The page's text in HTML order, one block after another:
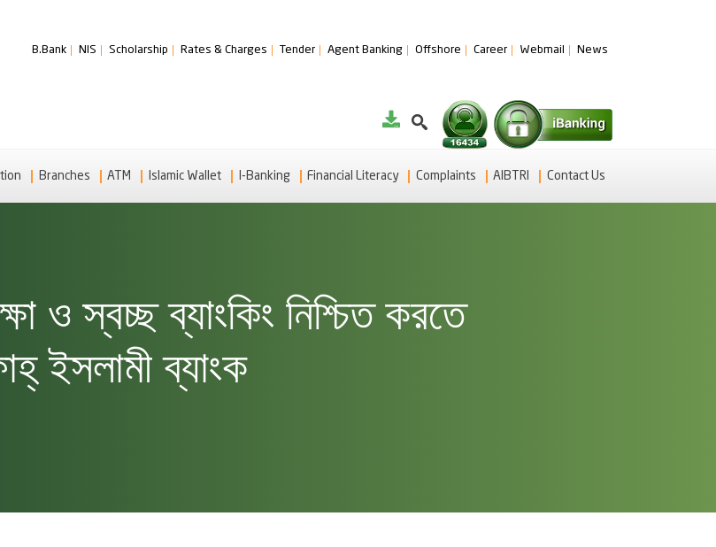
B.Bank NIS Scholarship Rates & Charges Tender Agent Banking Offshore Career Webmail News
Branches ATM Islamic Wallet I-Banking Financial Literacy Complaints AIBTRI Contact Us
ও স্বচ্ছ ব্যাংকিং নিশ্চিত করতে
ইসলামী ব্যাংক